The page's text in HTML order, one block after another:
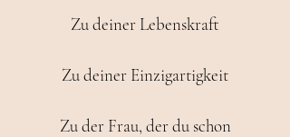
Zu deiner Lebenskraft
Zu deiner Einzigartigkeit
Zu der Frau, der du schon